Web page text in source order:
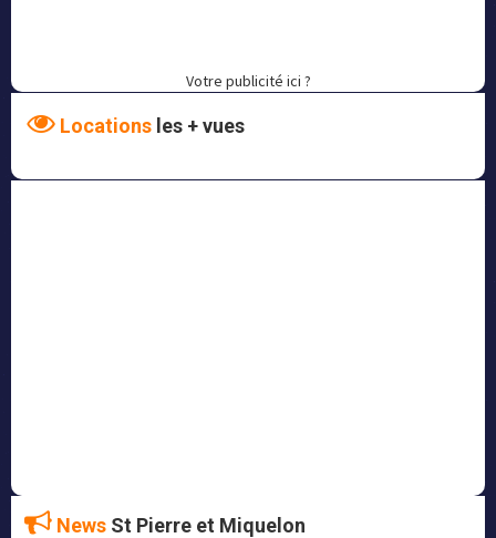
Votre publicité ici ?
Locations les + vues
News St Pierre et Miquelon